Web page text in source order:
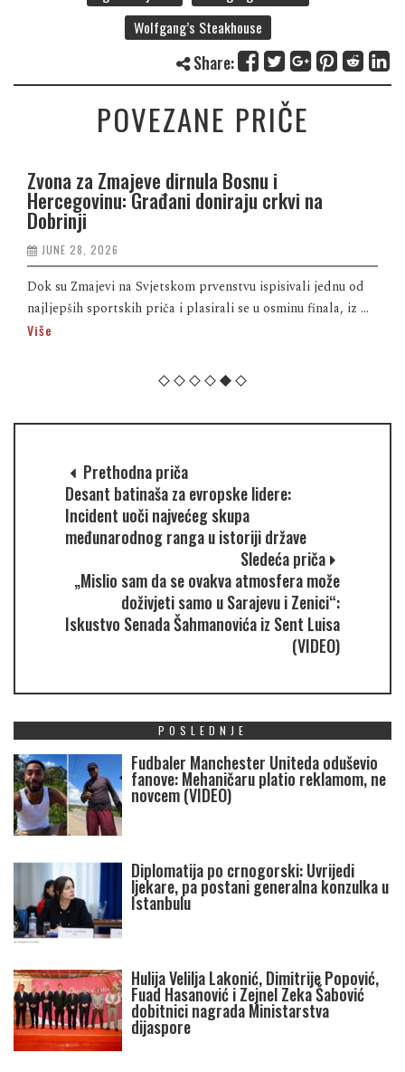
Wolfgang’s Steakhouse
Share:
POVEZANE PRIČE
Zvona za Zmajeve dirnula Bosnu i
Hercegovinu: Građani doniraju crkvi na
Dobrinji
JUNE 28, 2026
Dok su Zmajevi na Svjetskom prvenstvu ispisivali jednu od
najljepših sportskih priča i plasirali se u osminu finala, iz ...
Više
Prethodna priča
Desant batinaša za evropske lidere:
Incident uoči najvećeg skupa
međunarodnog ranga u istoriji države
Sledeća priča
„Mislio sam da se ovakva atmosfera može
doživjeti samo u Sarajevu i Zenici“:
Iskustvo Senada Šahmanovića iz Sent Luisa
(VIDEO)
POSLEDNJE
Fudbaler Manchester Uniteda oduševio
fanove: Mehaničaru platio reklamom, ne
novcem (VIDEO)
Diplomatija po crnogorski: Uvrijedi
ljekare, pa postani generalna konzulka u
Istanbulu
Hulija Velilja Lakonić, Dimitrije Popović,
Fuad Hasanović i Zejnel Zeka Šabović
dobitnici nagrada Ministarstva
dijaspore